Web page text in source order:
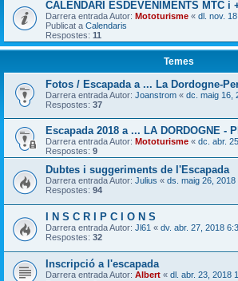
CALENDARI ESDEVENIMENTS MTC i
Darrera entrada Autor: Mototurisme « dl. nov.
Publicat a Calendaris
Respostes: 11
Temes
Fotos / Escapada a ... La Dordogne-
Darrera entrada Autor: Joanstrom « dc. maig 16,
Respostes: 37
Escapada 2018 a ... LA DORDOGNE -
Darrera entrada Autor: Mototurisme « dc. abr.
Respostes: 9
Dubtes i suggeriments de l'Escapada
Darrera entrada Autor: Julius « ds. maig 26, 2018
Respostes: 94
I N S C R I P C I O N S
Darrera entrada Autor: Jl61 « dv. abr. 27, 2018
Respostes: 32
Inscripció a l'escapada
Darrera entrada Autor: Albert « dl. abr. 23, 2018